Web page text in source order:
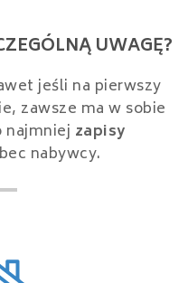
UWAGĘ?
jeśli na pierwszy
zawsze ma w sobie
najmniej zapisy
nabywcy.